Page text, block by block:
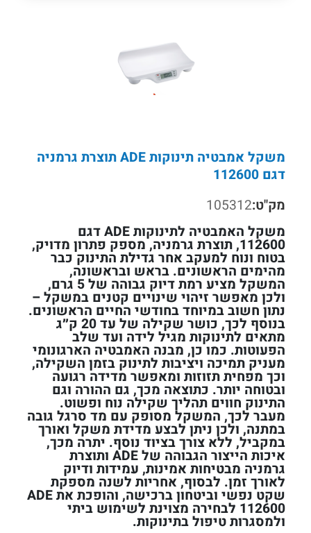
משקל אמבטיה תינוקות ADE תוצרת גרמניה
דגם 112600
מק"ט:105312
משקל האמבטיה לתינוקות ADE דגם
112600, תוצרת גרמניה, מספק פתרון מדויק,
בטוח ונוח למעקב אחר גדילת התינוק כבר
מהימים הראשונים. בראש ובראשונה,
המשקל מציע רמת דיוק גבוהה של 5 גרם,
ולכן מאפשר זיהוי שינויים קטנים במשקל –
נתון חשוב במיוחד בחודשי החיים הראשונים.
בנוסף לכך, כושר שקילה של עד 20 ק״ג
מתאים לתינוקות מגיל לידה ועד שלב
הפעוטות. כמו כן, מבנה האמבטיה הארגונומי
מעניק תמיכה ויציבות לתינוק בזמן השקילה,
וכך מפחית תזוזות ומאפשר מדידה רגועה
ובטוחה יותר. כתוצאה מכך, גם ההורה וגם
התינוק חווים תהליך שקילה נוח ופשוט.
מעבר לכך, המשקל מסופק עם מד סרגל גובה
במתנה, ולכן ניתן לבצע מדידת משקל ואורך
במקביל, ללא צורך בציוד נוסף. יתרה מכך,
איכות הייצור הגבוהה שלADE ותוצרת
גרמניה מבטיחות אמינות, עמידות ודיוק
לאורך זמן. לבסוף, אחריות לשנה מספקת
שקט נפשי וביטחון ברכישה, והופכת את ADE
112600 לבחירה מצוינת לשימוש ביתי
ולמסגרות טיפול בתינוקות.